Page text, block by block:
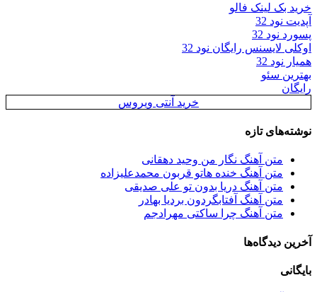
بک لینک فالو
نود 32
نود 32
لایسنس رایگان نود 32
نود 32
سئو
خرید آنتی ویروس
تازه
متن آهنگ نگار من وحید دهقانی
متن آهنگ خنده هاتو قربون محمدعلیزاده
متن آهنگ دریا بدون تو علی صدیقی
متن آهنگ آفتابگردون بردیا بهادر
متن آهنگ چرا ساکتی مهرادجم
دیدگاه‌ها